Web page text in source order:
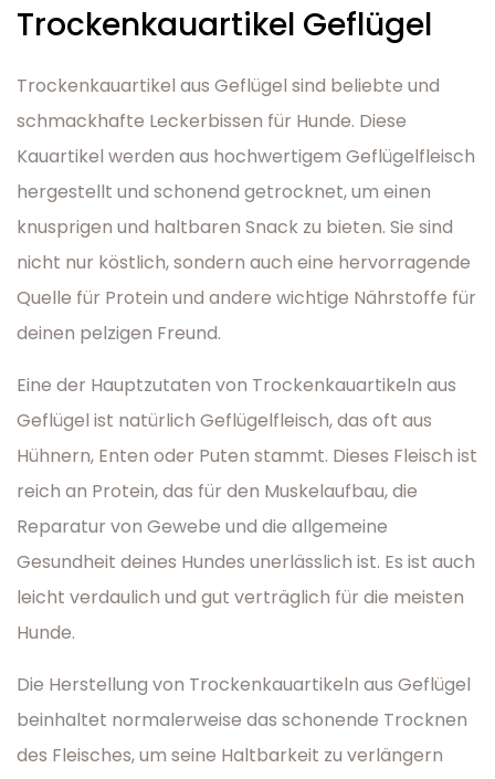
Trockenkauartikel Geflügel
Trockenkauartikel aus Geflügel sind beliebte und
schmackhafte Leckerbissen für Hunde. Diese
Kauartikel werden aus hochwertigem Geflügelfleisch
hergestellt und schonend getrocknet, um einen
knusprigen und haltbaren Snack zu bieten. Sie sind
nicht nur köstlich, sondern auch eine hervorragende
Quelle für Protein und andere wichtige Nährstoffe für
deinen pelzigen Freund.
Eine der Hauptzutaten von Trockenkauartikeln aus
Geflügel ist natürlich Geflügelfleisch, das oft aus
Hühnern, Enten oder Puten stammt. Dieses Fleisch ist
reich an Protein, das für den Muskelaufbau, die
Reparatur von Gewebe und die allgemeine
Gesundheit deines Hundes unerlässlich ist. Es ist auch
leicht verdaulich und gut verträglich für die meisten
Hunde.
Die Herstellung von Trockenkauartikeln aus Geflügel
beinhaltet normalerweise das schonende Trocknen
des Fleisches, um seine Haltbarkeit zu verlängern